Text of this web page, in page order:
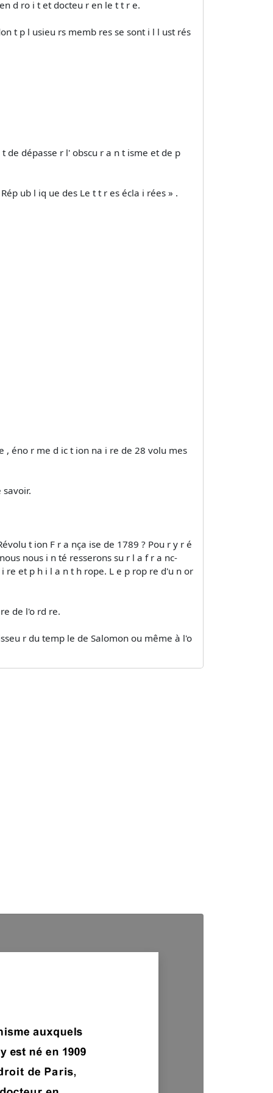
d ro i t et docteu r en le t t r e.
t p l usieu rs memb res se sont i l l ust rés
t de dépasse r l' obscu r a n t isme et de p
ub l iq ue des Le t t r es écla i rées » .
, éno r me d ic t ion na i re de 28 volu mes
savoir.
t ion F r a nça ise de 1789 ? Pou r y r é
nous i n té resserons su r l a f r a nc-
re et p h i l a n t h rope. L e p rop re d'u n or
de l'o rd re.
r du temp le de Salomon ou même à l'o